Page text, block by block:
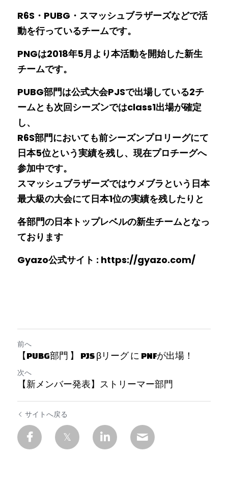
R6S・PUBG・スマッシュブラザーズなどで活
動を行っているチームです。
PNGは2018年5月より本活動を開始した新生
チームです。
PUBG部門は公式大会PJSで出場している2チ
ームとも次回シーズンではclass1出場が確定
し、
R6S部門においても前シーズンプロリーグにて
日本5位という実績を残し、現在プロチーグへ
参加中です。
スマッシュブラザーズではウメブラという日本
最大級の大会にて日本1位の実績を残したりと
各部門の日本トップレベルの新生チームとなっ
ております
Gyazo公式サイト : https://gyazo.com/
前へ
【PUBG部門 】 PJS βリーグ に PNFが出場！
次へ
【新メンバー発表】ストリーマー部門
サイトへ戻る